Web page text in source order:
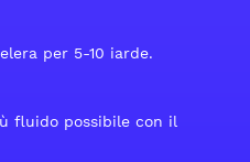
per 5-10 iarde.
fluido possibile con il